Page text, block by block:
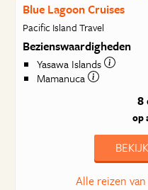
Blue Lagoon Cruises
Pacific Island Travel
Bezienswaardigheden
Yasawa Islands
Mamanuca
8
op
Alle reizen